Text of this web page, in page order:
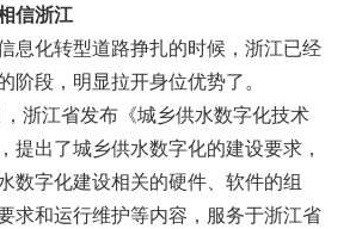
信浙江
化转型道路挣扎的时候，浙江已经
阶段，明显拉开身位优势了。
江省发布《城乡供水数字化技术
提出了城乡供水数字化的建设要求，
数字化建设相关的硬件、软件的组
求和运行维护等内容，服务于浙江省